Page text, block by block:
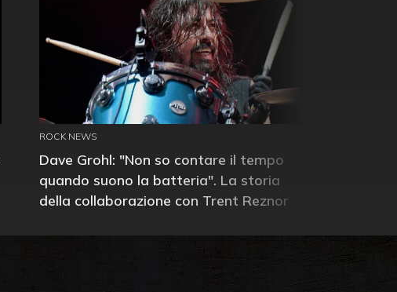
ROCK NEWS
Dave Grohl: "Non so contare il tempo
quando suono la batteria". La storia
della collaborazione con Trent Reznor